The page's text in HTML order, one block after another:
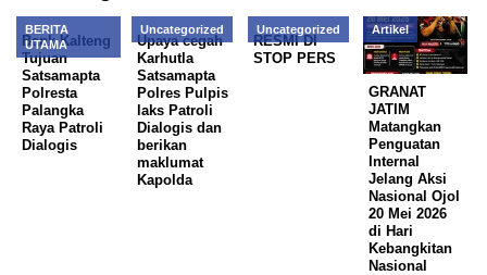
BERITA
UTAMA
Bank Kalteng
Tujuan
Satsamapta
Polresta
Palangka
Raya Patroli
Dialogis
Uncategorized
Upaya cegah
Karhutla
Satsamapta
Polres Pulpis
laks Patroli
Dialogis dan
berikan
maklumat
Kapolda
Uncategorized
RESMI DI
STOP PERS
Artikel
GRANAT
JATIM
Matangkan
Penguatan
Internal
Jelang Aksi
Nasional Ojol
20 Mei 2026
di Hari
Kebangkitan
Nasional